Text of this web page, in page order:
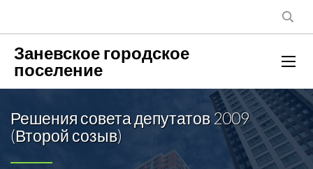
Заневское городское
поселение
Решения совета депутатов 2009
(Второй созыв)